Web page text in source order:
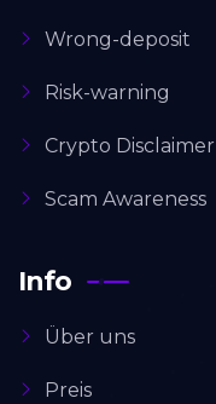
Wrong-deposit
Risk-warning
Crypto Disclaimer
Scam Awareness
Info
Über uns
Preis